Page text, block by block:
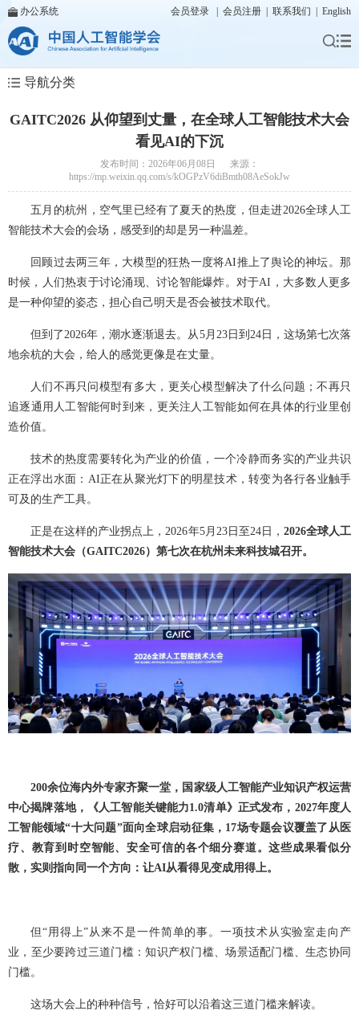
办公系统 会员登录 会员注册 联系我们 English
导航分类
GAITC2026 从仰望到丈量，在全球人工智能技术大会
看见AI的下沉
发布时间：2026年06月08日 来源：
https://mp.weixin.qq.com/s/kOGPzV6diBmth08AeSokJw
五月的杭州，空气里已经有了夏天的热度，但走进2026全球人工
智能技术大会的会场，感受到的却是另一种温差。
回顾过去两三年，大模型的狂热一度将AI推上了舆论的神坛。那
时候，人们热衷于讨论涌现、讨论智能爆炸。对于AI，大多数人更多
是一种仰望的姿态，担心自己明天是否会被技术取代。
但到了2026年，潮水逐渐退去。从5月23日到24日，这场第七次落
地余杭的大会，给人的感觉更像是在丈量。
人们不再只问模型有多大，更关心模型解决了什么问题；不再只
追逐通用人工智能何时到来，更关注人工智能如何在具体的行业里创
造价值。
技术的热度需要转化为产业的价值，一个冷静而务实的产业共识
正在浮出水面：AI正在从聚光灯下的明星技术，转变为各行各业触手
可及的生产工具。
正是在这样的产业拐点上，2026年5月23日至24日， 2026全球人工
智能技术大会（GAITC2026）第七次在杭州未来科技城召开。
200余位海内外专家齐聚一堂，国家级人工智能产业知识产权运营
中心揭牌落地，《人工智能关键能力1.0清单》正式发布，2027年度人
工智能领域“十大问题”面向全球启动征集，17场专题会议覆盖了从医
疗、教育到时空智能、安全可信的各个细分赛道。这些成果看似分
散，实则指向同一个方向：让AI从看得见变成用得上。
但“用得上”从来不是一件简单的事。一项技术从实验室走向产
业，至少要跨过三道门槛：知识产权门槛、场景适配门槛、生态协同
门槛。
这场大会上的种种信号，恰好可以沿着这三道门槛来解读。